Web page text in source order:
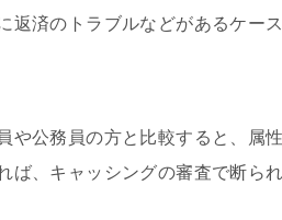
返済のトラブルなどがあるケー
公務員の方と比較すると、属
ば、キャッシングの審査で断ら